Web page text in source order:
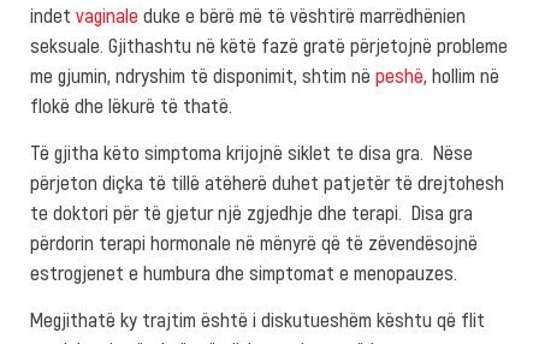
indet vaginale duke e bërë më të vështirë marrëdhënien
seksuale. Gjithashtu në këtë fazë gratë përjetojnë probleme
me gjumin, ndryshim të disponimit, shtim në peshë , hollim në
flokë dhe lëkurë të thatë.
Të gjitha këto simptoma krijojnë siklet te disa gra. Nëse
përjeton diçka të tillë atëherë duhet patjetër të drejtohesh
te doktori për të gjetur një zgjedhje dhe terapi. Disa gra
përdorin terapi hormonale në mënyrë që të zëvendësojnë
estrogjenet e humbura dhe simptomat e menopauzes.
Megjithatë ky trajtim është i diskutueshëm kështu që flit